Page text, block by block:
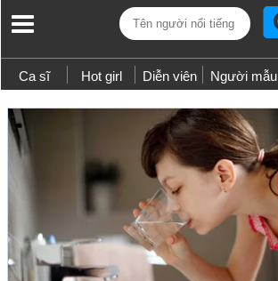
Ca sĩ Hot girl Diễn viên Người mẫu